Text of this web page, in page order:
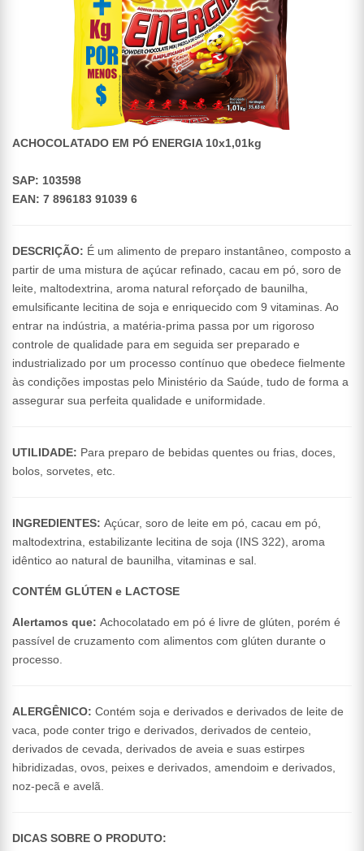
ACHOCOLATADO EM PÓ ENERGIA 10x1,01kg
SAP: 103598
EAN: 7 896183 91039 6
DESCRIÇÃO: É um alimento de preparo instantâneo, composto a
partir de uma mistura de açúcar refinado, cacau em pó, soro de
leite, maltodextrina, aroma natural reforçado de baunilha,
emulsificante lecitina de soja e enriquecido com 9 vitaminas. Ao
entrar na indústria, a matéria-prima passa por um rigoroso
controle de qualidade para em seguida ser preparado e
industrializado por um processo contínuo que obedece fielmente
às condições impostas pelo Ministério da Saúde, tudo de forma a
assegurar sua perfeita qualidade e uniformidade.
UTILIDADE: Para preparo de bebidas quentes ou frias, doces,
bolos, sorvetes, etc.
INGREDIENTES: Açúcar, soro de leite em pó, cacau em pó,
maltodextrina, estabilizante lecitina de soja (INS 322), aroma
idêntico ao natural de baunilha, vitaminas e sal.
CONTÉM GLÚTEN e LACTOSE
Alertamos que: Achocolatado em pó é livre de glúten, porém é
passível de cruzamento com alimentos com glúten durante o
processo.
ALERGÊNICO: Contém soja e derivados e derivados de leite de
vaca, pode conter trigo e derivados, derivados de centeio,
derivados de cevada, derivados de aveia e suas estirpes
hibridizadas, ovos, peixes e derivados, amendoim e derivados,
noz-pecã e avelã.
DICAS SOBRE O PRODUTO: